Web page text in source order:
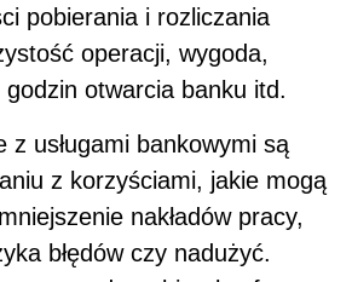
pobierania i rozliczania
operacji, wygoda,
otwarcia banku itd.
z usługami bankowymi są
z korzyściami, jakie mogą
nakładów pracy,
błędów czy nadużyć.